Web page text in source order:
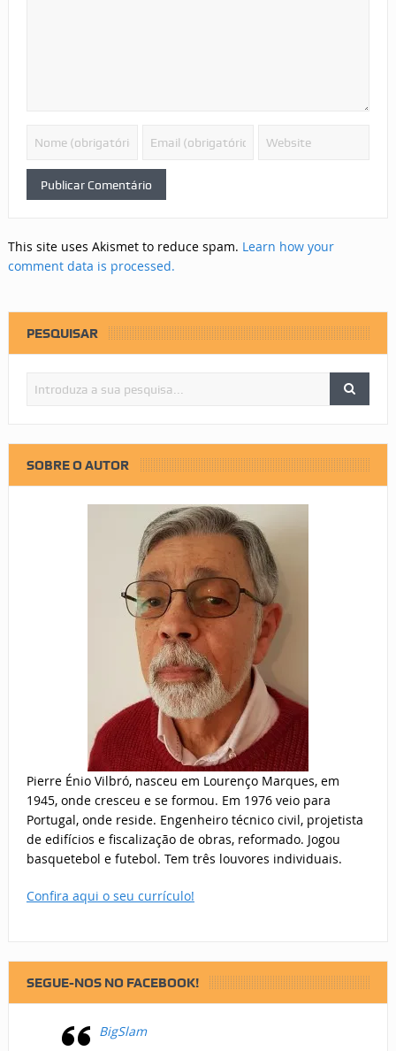
This site uses Akismet to reduce spam. Learn how your
comment data is processed.
PESQUISAR
SOBRE O AUTOR
Pierre Énio Vilbró, nasceu em Lourenço Marques, em
1945, onde cresceu e se formou. Em 1976 veio para
Portugal, onde reside. Engenheiro técnico civil, projetista
de edifícios e fiscalização de obras, reformado. Jogou
basquetebol e futebol. Tem três louvores individuais.
Confira aqui o seu currículo!
SEGUE-NOS NO FACEBOOK!
BigSlam